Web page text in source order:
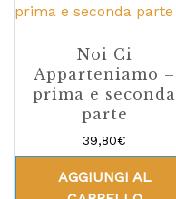
Noi Ci
Apparteniamo –
prima e seconda
parte
39,80€
AGGIUNGI AL